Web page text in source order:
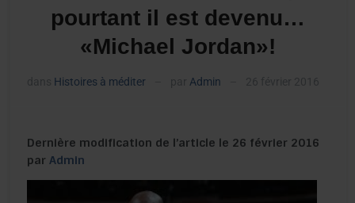
pourtant il est devenu…
«Michael Jordan»!
Histoires à méditer Admin
Dernière modification de l’article le 26 février 2016
parAdmin